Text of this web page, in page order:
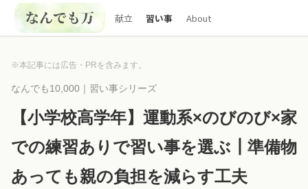
献立 習い事 About
※本記事には広告・PRを含みます。
なんでも10,000｜習い事シリーズ
【小学校高学年】運動系×のびのび×家
での練習ありで習い事を選ぶ┃準備物
あっても親の負担を減らす工夫